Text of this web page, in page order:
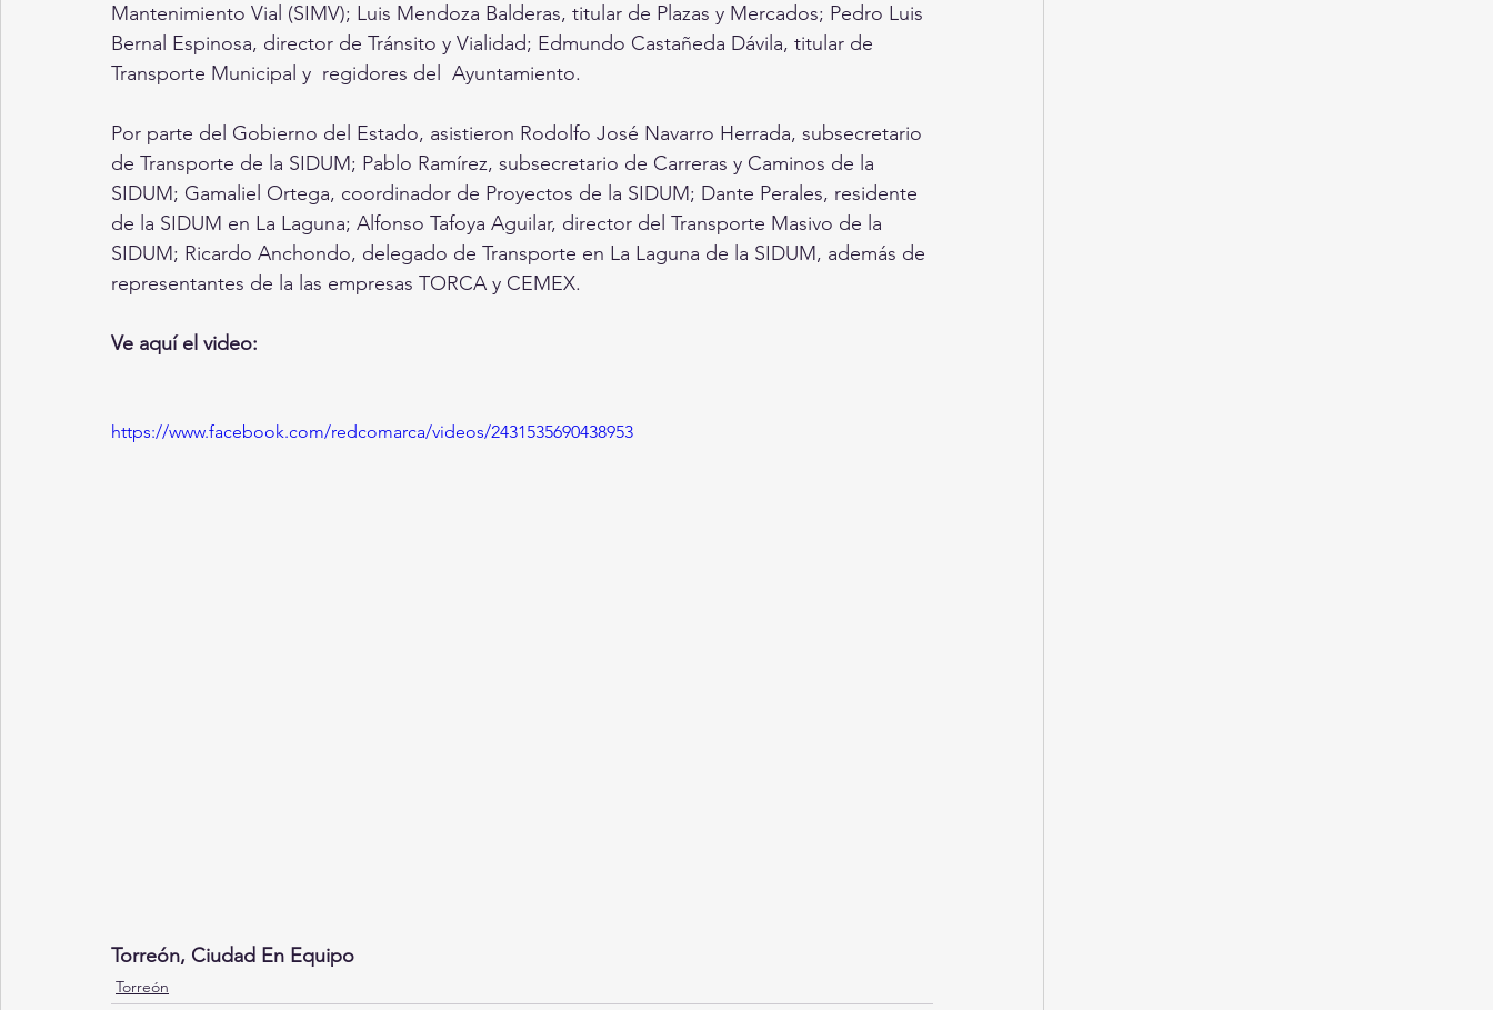
Mantenimiento Vial (SIMV); Luis Mendoza Balderas, titular de Plazas y Mercados; Pedro Luis
Bernal Espinosa, director de Tránsito y Vialidad; Edmundo Castañeda Dávila, titular de
Transporte Municipal y  regidores del  Ayuntamiento.
Por parte del Gobierno del Estado, asistieron Rodolfo José Navarro Herrada, subsecretario
de Transporte de la SIDUM; Pablo Ramírez, subsecretario de Carreras y Caminos de la
SIDUM; Gamaliel Ortega, coordinador de Proyectos de la SIDUM; Dante Perales, residente
de la SIDUM en La Laguna; Alfonso Tafoya Aguilar, director del Transporte Masivo de la
SIDUM; Ricardo Anchondo, delegado de Transporte en La Laguna de la SIDUM, además de
representantes de la las empresas TORCA y CEMEX.
Ve aquí el video:
https://www.facebook.com/redcomarca/videos/2431535690438953
Torreón, Ciudad En Equipo
Torreón